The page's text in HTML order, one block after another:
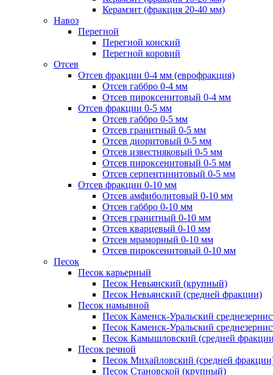
Керамзит (фракция 20-40 мм)
Навоз
Перегной
Перегной конский
Перегной коровий
Отсев
Отсев фракции 0-4 мм (еврофракция)
Отсев габбро 0-4 мм
Отсев пироксенитовый 0-4 мм
Отсев фракции 0-5 мм
Отсев габбро 0-5 мм
Отсев гранитный 0-5 мм
Отсев диоритовый 0-5 мм
Отсев известняковый 0-5 мм
Отсев пироксенитовый 0-5 мм
Отсев серпентинитовый 0-5 мм
Отсев фракции 0-10 мм
Отсев амфиболитовый 0-10 мм
Отсев габбро 0-10 мм
Отсев гранитный 0-10 мм
Отсев кварцевый 0-10 мм
Отсев мраморный 0-10 мм
Отсев пироксенитовый 0-10 мм
Песок
Песок карьерный
Песок Невьянский (крупный)
Песок Невьянский (средней фракции)
Песок намывной
Песок Каменск-Уральский
Песок Каменск-Уральский
Песок Камышловский (средней
Песок речной
Песок Михайловский (средней
Песок Становской (крупный)